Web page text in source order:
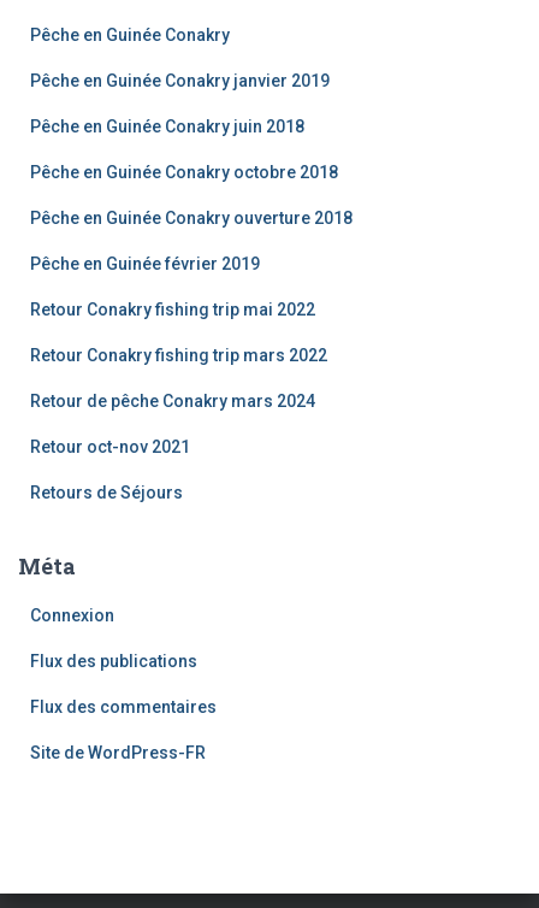
Pêche en Guinée Conakry
Pêche en Guinée Conakry janvier 2019
Pêche en Guinée Conakry juin 2018
Pêche en Guinée Conakry octobre 2018
Pêche en Guinée Conakry ouverture 2018
Pêche en Guinée février 2019
Retour Conakry fishing trip mai 2022
Retour Conakry fishing trip mars 2022
Retour de pêche Conakry mars 2024
Retour oct-nov 2021
Retours de Séjours
Méta
Connexion
Flux des publications
Flux des commentaires
Site de WordPress-FR